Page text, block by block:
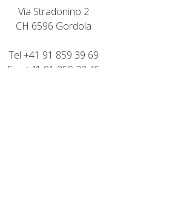
Via Stradonino 2
CH 6596 Gordola
Tel +41 91 859 39 69
Fax +41 91 859 38 45